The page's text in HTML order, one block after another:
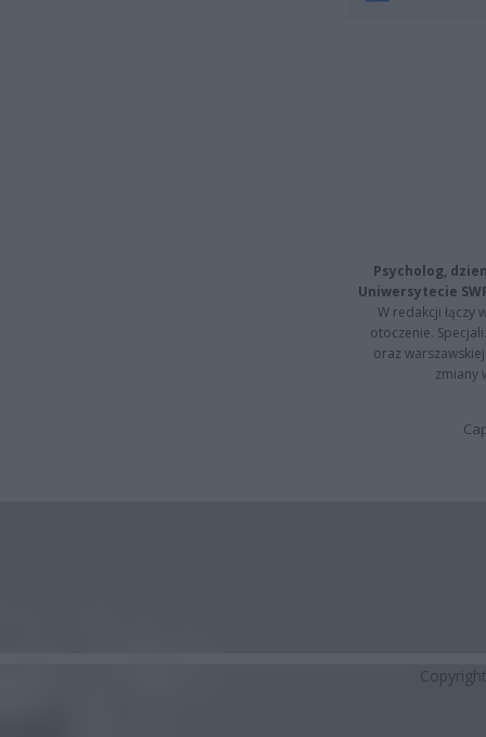
Psycholog,
Uniwersytecie
W redakcji łączy
otoczenie.
oraz
zmiany